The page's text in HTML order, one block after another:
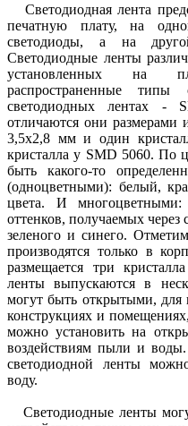
Светодиодная лента
печатную плату, на
светодиоды, а на
Светодиодные ленты
установленных на
распространенные типы
светодиодных лентах -
отличаются они размерами
3,5х2,8 мм и один
кристалла у SMD 5060. По
быть какого-то
(одноцветными): белый,
цвета. И
оттенков, получаемых через
зеленого и синего.
производятся только в
размещается три
ленты выпускаются в
могут быть открытыми, для
конструкциях и
можно установить на
воздействиям пыли и
светодиодной ленты
воду.
Светодиодные ленты